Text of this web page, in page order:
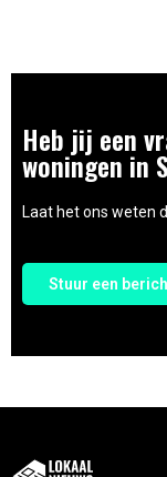
Heb jij een
woningen in
Laat het ons weten
Stuur een